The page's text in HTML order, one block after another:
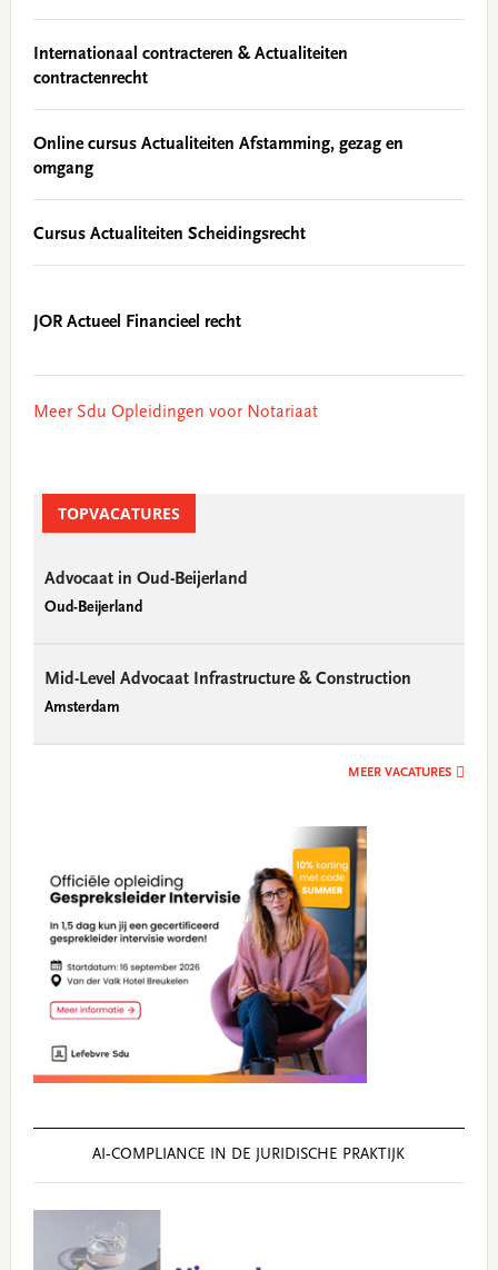
Internationaal contracteren & Actualiteiten
contractenrecht
Online cursus Actualiteiten Afstamming, gezag en
omgang
Cursus Actualiteiten Scheidingsrecht
JOR Actueel Financieel recht
Meer Sdu Opleidingen voor Notariaat
TOPVACATURES
Advocaat in Oud-Beijerland
Oud-Beijerland
Mid-Level Advocaat Infrastructure & Construction
Amsterdam
MEER VACATURES
AI‑COMPLIANCE IN DE JURIDISCHE PRAKTIJK